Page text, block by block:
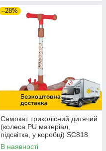
–28%
Самокат триколісний дитячий
(колеса PU матеріал,
підсвітка, у коробці) SC818
Червоний
В наявності